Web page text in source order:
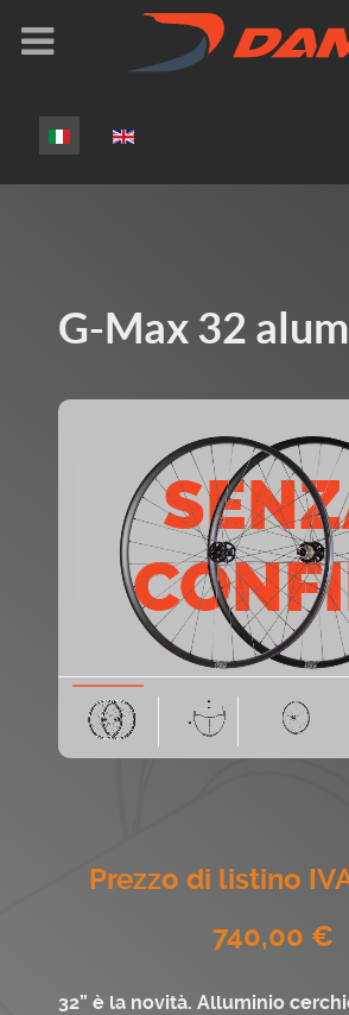
Seleziona la tua lingua
G-Max 32
Prezzo di listino
740,00 €‬
32” è la novità. Alluminio